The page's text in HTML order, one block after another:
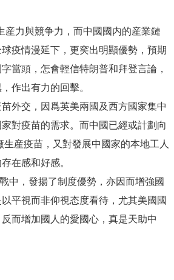
力與競争力，而中國國内的産業鏈
疫情漫延下，更穾出明顯優勢，預期
當頭，怎會輕信特朗普和拜登言論，
作出有力的回擊。
外交，因爲英美兩國及西方國家集中
對疫苗的需求。而中國已經或計劃向
産疫苗，又對發展中國家的本地工人
在感和好感。
中，發揚了制度優勢，亦因而增強國
平視而非仰視态度看待，尤其美國國
而增加國人的愛國心，真是天助中